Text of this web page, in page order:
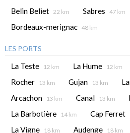
Belin Beliet 22 km Sabres 47 km
Bordeaux-merignac 48 km
LES PORTS
La Teste 12 km La Hume 12 km
Rocher 13 km Gujan 13 km
Arcachon 13 km Canal 13 km
La Barbotière 14 km Cap Ferret
La Vigne 18 km Audenge 18 km